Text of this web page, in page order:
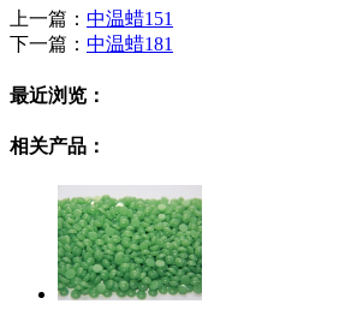
上一篇： 中温蜡151
下一篇： 中温蜡181
最近浏览：
相关产品：